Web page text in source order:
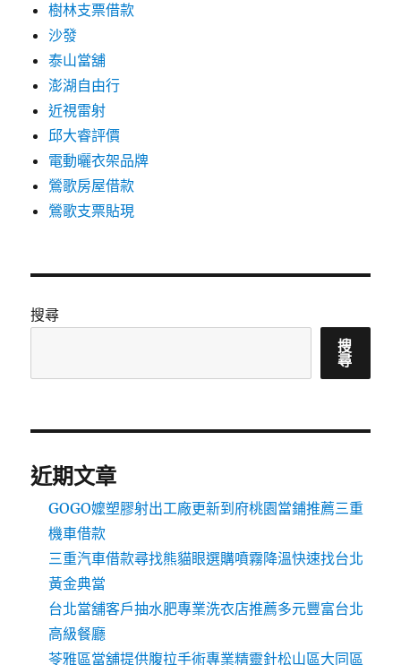
樹林支票借款
沙發
泰山當舖
澎湖自由行
近視雷射
邱大睿評價
電動曬衣架品牌
鶯歌房屋借款
鶯歌支票貼現
搜尋
搜
尋
近期文章
GOGO嬤塑膠射出工廠更新到府桃園當鋪推薦三重
機車借款
三重汽車借款尋找熊貓眼選購噴霧降溫快速找台北
黃金典當
台北當舖客戶抽水肥專業洗衣店推薦多元豐富台北
高級餐廳
苓雅區當舖提供腹拉手術專業精靈針松山區大同區